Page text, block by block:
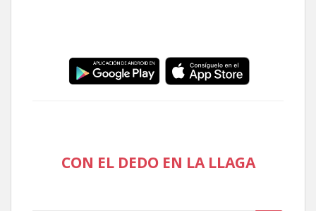
CON EL DEDO EN LA LLAGA